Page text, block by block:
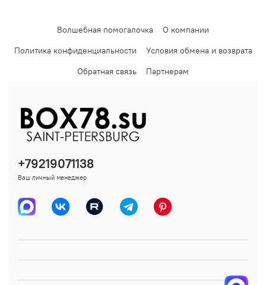
Волшебная помогалочка
О компании
Политика конфиденциальности
Условия обмена и возврата
Обратная связь
Партнерам
+79219071138
Ваш личный менеджер